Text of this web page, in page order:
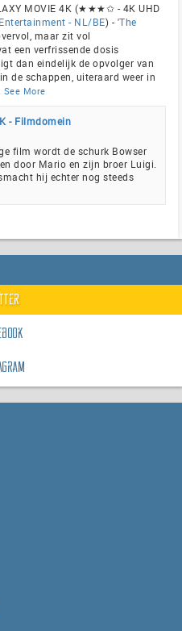
MOVIE 4K (★★★✩ - 4K UHD
- NL/BE) - 'The
maar zit vol
een verfrissende dosis
dan eindelijk de opvolger van
in de schappen, uiteraard weer in
See More
- Filmdomein
film wordt de schurk Bowser
door Mario en zijn broer Luigi.
hij echter nog steeds